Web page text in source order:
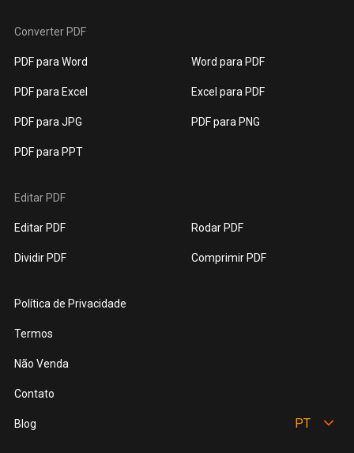
Converter PDF
PDF para Word Word para PDF
PDF para Excel Excel para PDF
PDF para JPG PDF para PNG
PDF para PPT
Editar PDF
Editar PDF Rodar PDF
Dividir PDF Comprimir PDF
Política de Privacidade
Termos
Não Venda
Contato
Blog PT